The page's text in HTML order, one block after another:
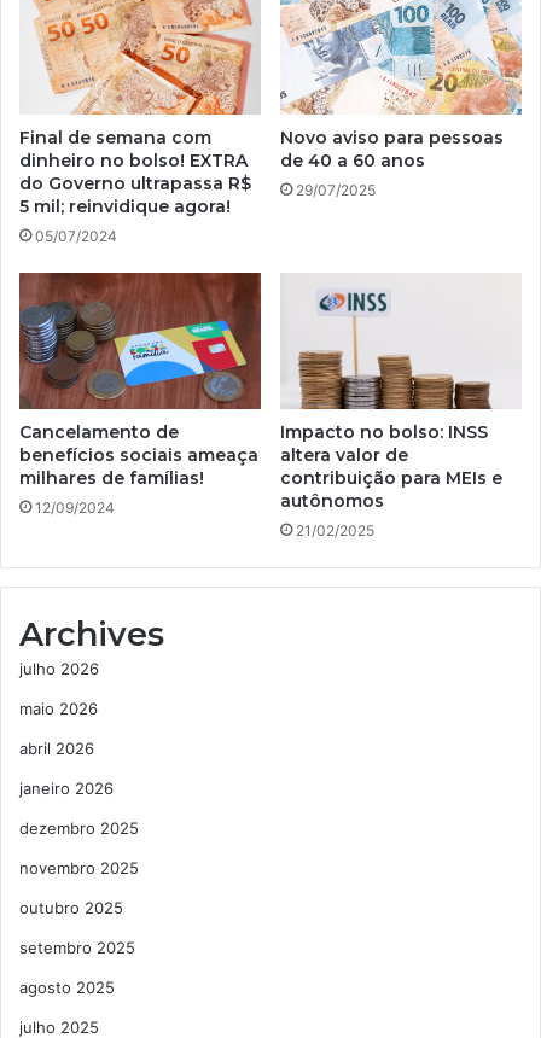
Final de semana com
dinheiro no bolso! EXTRA
do Governo ultrapassa R$
5 mil; reinvidique agora!
05/07/2024
Novo aviso para pessoas
de 40 a 60 anos
29/07/2025
Cancelamento de
benefícios sociais ameaça
milhares de famílias!
12/09/2024
Impacto no bolso: INSS
altera valor de
contribuição para MEIs e
autônomos
21/02/2025
Archives
julho 2026
maio 2026
abril 2026
janeiro 2026
dezembro 2025
novembro 2025
outubro 2025
setembro 2025
agosto 2025
julho 2025